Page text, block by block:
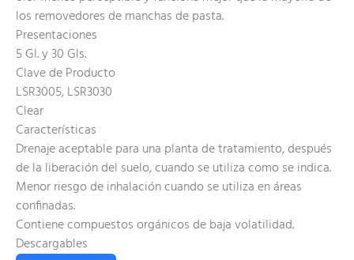
los removedores de manchas de pasta.
Presentaciones
5 Gl. y 30 Gls.
Clave de Producto
LSR3005, LSR3030
Clear
Características
Drenaje aceptable para una planta de tratamiento, después
de la liberación del suelo, cuando se utiliza como se indica.
Menor riesgo de inhalación cuando se utiliza en áreas
confinadas.
Contiene compuestos orgánicos de baja volatilidad.
Descargables